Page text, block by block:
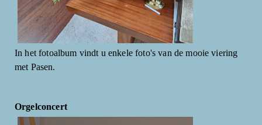
In het fotoalbum vindt u enkele foto's van de mooie viering
met Pasen.
Orgelconcert